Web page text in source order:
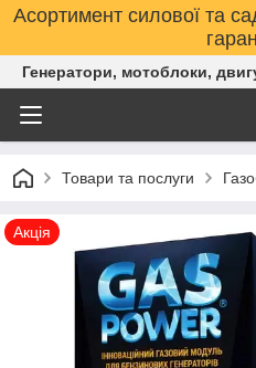
Асортимент силової та
Генератори, мотоблоки,
Товари та послуги
Акція